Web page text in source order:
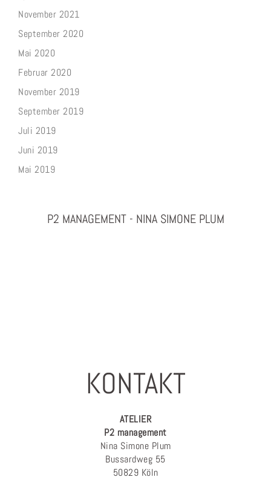
November 2021
September 2020
Mai 2020
Februar 2020
November 2019
September 2019
Juli 2019
Juni 2019
Mai 2019
P2 MANAGEMENT - NINA SIMONE PLUM
KONTAKT
ATELIER
P2 management
Nina Simone Plum
Bussardweg 55
50829 Köln